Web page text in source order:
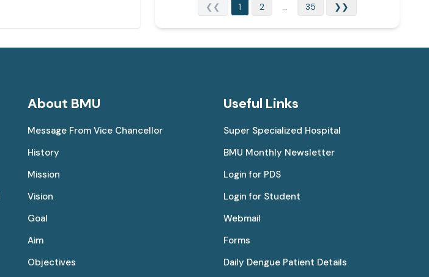
❮❮ 1 2 ... 35 ❯❯
About BMU
Message From Vice Chancellor
History
Mission
Vision
Goal
Aim
Objectives
Useful Links
Super Specialized Hospital
BMU Monthly Newsletter
Login for PDS
Login for Student
Webmail
Forms
Daily Dengue Patient Details